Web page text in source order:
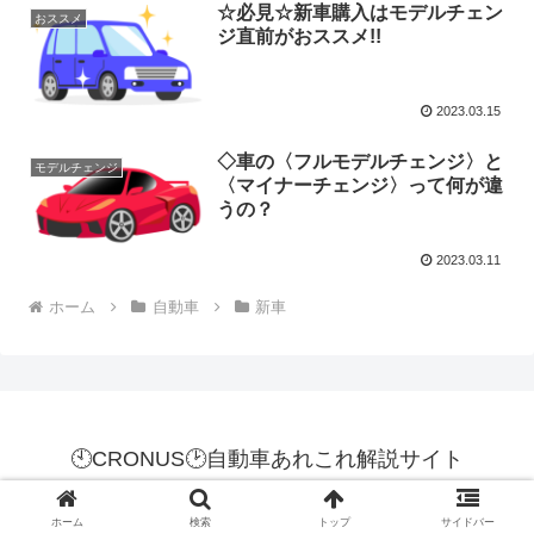
おススメ
☆必見☆新車購入はモデルチェン
ジ直前がおススメ!!
2023.03.15
モデルチェンジ
◇車の〈フルモデルチェンジ〉と
〈マイナーチェンジ〉って何が違
うの？
2023.03.11
ホーム 自動車 新車
🕙CRONUS🕑自動車あれこれ解説サイト
© 2023 🕙CRONUS🕑自動車あれこれ解説サイト.
ホーム 検索 トップ サイドバー